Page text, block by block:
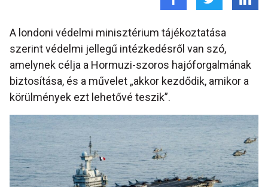
A londoni védelmi minisztérium tájékoztatása
szerint védelmi jellegű intézkedésről van szó,
amelynek célja a Hormuzi-szoros hajóforgalmának
biztosítása, és a művelet „akkor kezdődik, amikor a
körülmények ezt lehetővé teszik”.